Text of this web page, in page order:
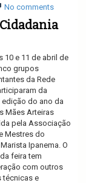
No comments
10 e 11 de abril de
grupos
da Rede
da
edição do ano da
Mães Arteiras
pela Associação
Mestres do
Ipanema. O
feira tem
com outros
técnicas e